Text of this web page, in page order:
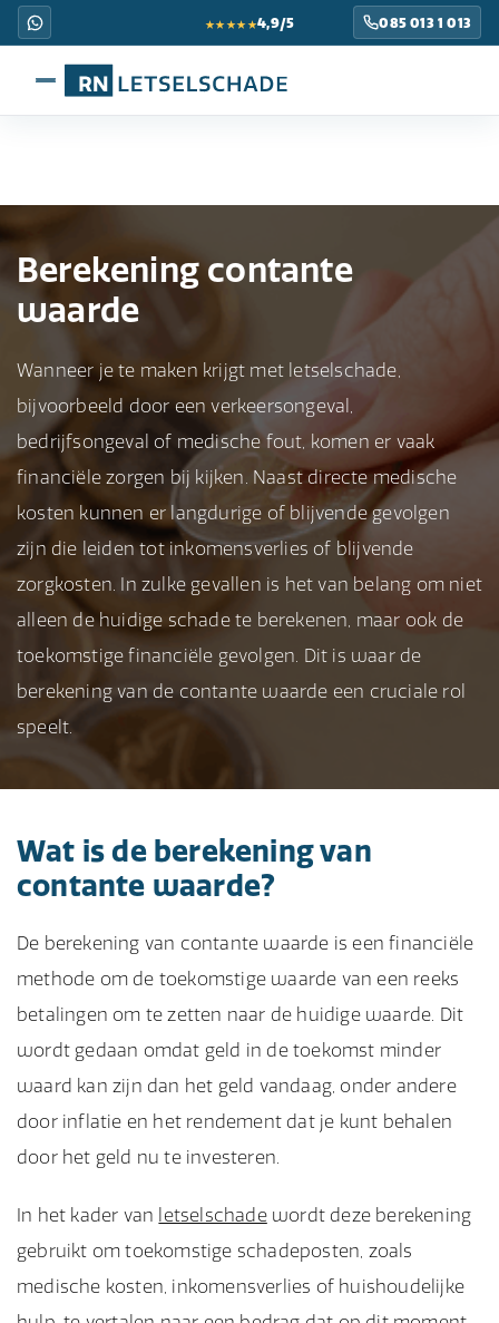
★★★★★4,9/5 085 013 1 013
Berekening contante
waarde
Wanneer je te maken krijgt met letselschade,
bijvoorbeeld door een verkeersongeval,
bedrijfsongeval of medische fout, komen er vaak
financiële zorgen bij kijken. Naast directe medische
kosten kunnen er langdurige of blijvende gevolgen
zijn die leiden tot inkomensverlies of blijvende
zorgkosten. In zulke gevallen is het van belang om niet
alleen de huidige schade te berekenen, maar ook de
toekomstige financiële gevolgen. Dit is waar de
berekening van de contante waarde een cruciale rol
speelt.
Wat is de berekening van
contante waarde?
De berekening van contante waarde is een financiële
methode om de toekomstige waarde van een reeks
betalingen om te zetten naar de huidige waarde. Dit
wordt gedaan omdat geld in de toekomst minder
waard kan zijn dan het geld vandaag, onder andere
door inflatie en het rendement dat je kunt behalen
door het geld nu te investeren.
In het kader van letselschadewordt deze berekening
gebruikt om toekomstige schadeposten, zoals
medische kosten, inkomensverlies of huishoudelijke